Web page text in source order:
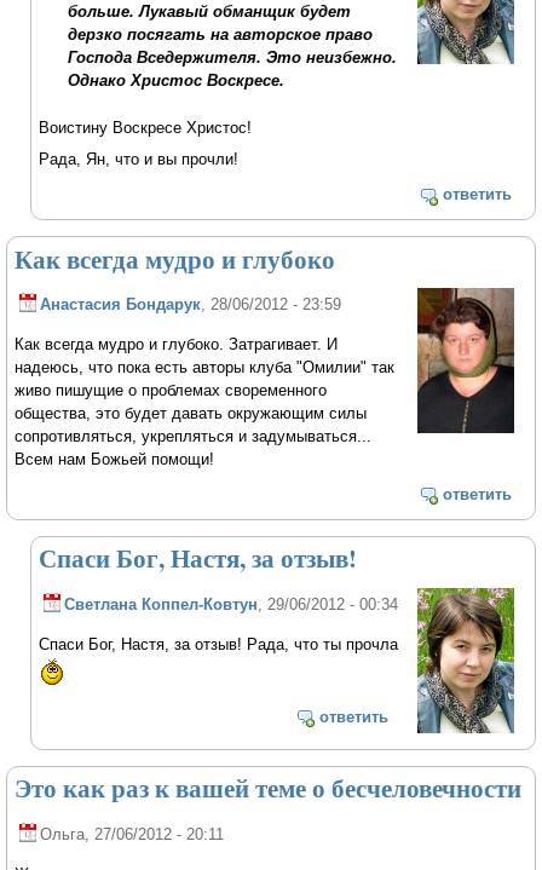
больше. Лукавый обманщик будет
дерзко посягать на авторское право
Господа Вседержителя. Это неизбежно.
Однако Христос Воскресе.
Воистину Воскресе Христос!
Рада, Ян, что и вы прочли!
ответить
Как всегда мудро и глубоко
Анастасия Бондарук, 28/06/2012 - 23:59
Как всегда мудро и глубоко. Затрагивает. И
надеюсь, что пока есть авторы клуба "Омилии" так
живо пишущие о проблемах своременного
общества, это будет давать окружающим силы
сопротивляться, укрепляться и задумываться...
Всем нам Божьей помощи!
ответить
Спаси Бог, Настя, за отзыв!
Светлана Коппел-Ковтун, 29/06/2012 - 00:34
Спаси Бог, Настя, за отзыв! Рада, что ты прочла
ответить
Это как раз к вашей теме о бесчеловечности
Ольга , 27/06/2012 - 20:11